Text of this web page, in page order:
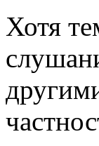
Хотя